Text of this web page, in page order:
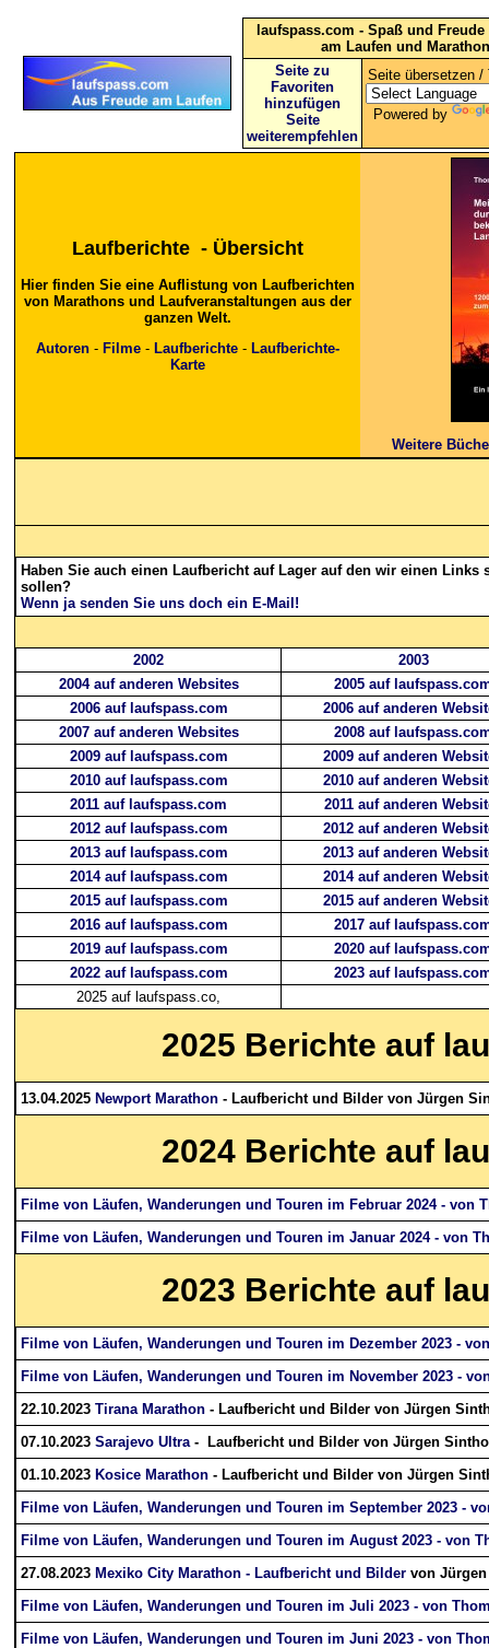
laufspass.com - Spaß und
am Laufen und Marathon
Seite zu
Favoriten
hinzufügen
Seite
weiterempfehlen
Seite übersetzen /
Powered by
Laufberichte - Übersicht
Hier finden Sie eine Auflistung von Laufberichten
von Marathons und Laufveranstaltungen aus der
ganzen Welt.
Autoren - Filme - Laufberichte - Laufberichte-
Karte
Weitere
Haben Sie auch einen Laufbericht auf Lager auf den wir einen
sollen?
Wenn ja senden Sie uns doch ein E-Mail!
2002
2003
2004 auf anderen Websites
2005 auf
2006 auf laufspass.com
2006 auf anderen
2007 auf anderen Websites
2008 auf
2009 auf laufspass.com
2009 auf anderen
2010 auf laufspass.com
2010 auf anderen
2011 auf laufspass.com
2011 auf anderen
2012 auf laufspass.com
2012 auf anderen
2013 auf laufspass.com
2013 auf anderen
2014 auf laufspass.com
2014 auf anderen
2015 auf laufspass.com
2015 auf anderen
2016 auf laufspass.com
2017 auf
2019 auf laufspass.com
2020 auf
2022 auf laufspass.com
2023 auf
2025 auf laufspass.co,
2025 Berichte auf
13.04.2025 Newport Marathon - Laufbericht und Bilder von Jürgen
2024 Berichte auf
Filme von Läufen, Wanderungen und Touren im Februar 2024 - von
Filme von Läufen, Wanderungen und Touren im Januar 2024 - von
2023 Berichte auf
Filme von Läufen, Wanderungen und Touren im Dezember 2023 -
Filme von Läufen, Wanderungen und Touren im November 2023 -
22.10.2023 Tirana Marathon - Laufbericht und Bilder von Jürgen
07.10.2023 Sarajevo Ultra- Laufbericht und Bilder von Jürgen
01.10.2023 Kosice Marathon - Laufbericht und Bilder von Jürgen
Filme von Läufen, Wanderungen und Touren im September 2023 -
Filme von Läufen, Wanderungen und Touren im August 2023 - von
27.08.2023 Mexiko City Marathon - Laufbericht und Bilder von
Filme von Läufen, Wanderungen und Touren im Juli 2023 - von
Filme von Läufen, Wanderungen und Touren im Juni 2023 - von